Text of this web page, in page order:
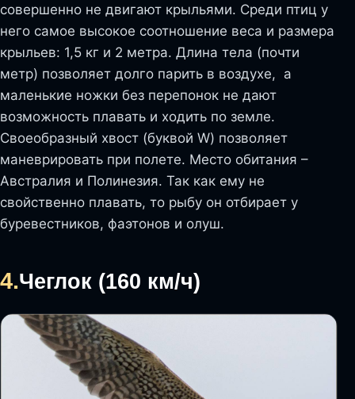
совершенно не двигают крыльями. Среди птиц у
него самое высокое соотношение веса и размера
крыльев: 1,5 кг и 2 метра. Длина тела (почти
метр) позволяет долго парить в воздухе, а
маленькие ножки без перепонок не дают
возможность плавать и ходить по земле.
Своеобразный хвост (буквой W) позволяет
маневрировать при полете. Место обитания –
Австралия и Полинезия. Так как ему не
свойственно плавать, то рыбу он отбирает у
буревестников, фаэтонов и олуш.
4.Чеглок (160 км/ч)